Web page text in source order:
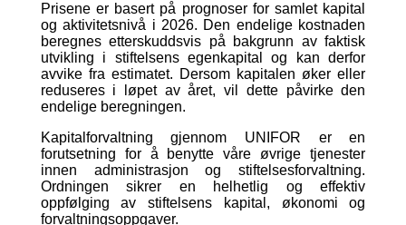
Prisene er basert på prognoser for samlet kapital
og aktivitetsnivå i 2026. Den endelige kostnaden
beregnes etterskuddsvis på bakgrunn av faktisk
utvikling i stiftelsens egenkapital og kan derfor
avvike fra estimatet. Dersom kapitalen øker eller
reduseres i løpet av året, vil dette påvirke den
endelige beregningen.
Kapitalforvaltning gjennom UNIFOR er en
forutsetning for å benytte våre øvrige tjenester
innen administrasjon og stiftelsesforvaltning.
Ordningen sikrer en helhetlig og effektiv
oppfølging av stiftelsens kapital, økonomi og
forvaltningsoppgaver.